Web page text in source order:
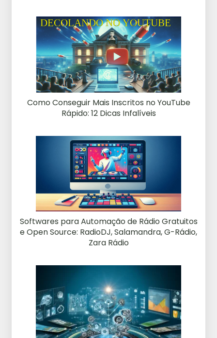
Como Conseguir Mais Inscritos no YouTube
Rápido: 12 Dicas Infalíveis
Softwares para Automação de Rádio Gratuitos
e Open Source: RadioDJ, Salamandra, G-Rádio,
Zara Rádio